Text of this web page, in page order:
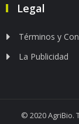
Legal
Términos y
La Publicidad
© 2020